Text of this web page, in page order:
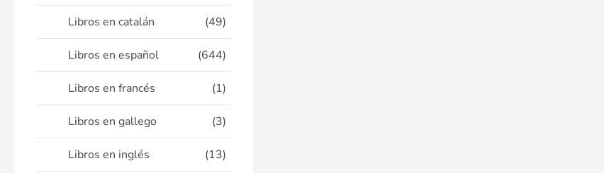
Libros en catalán (49)
Libros en español (644)
Libros en francés (1)
Libros en gallego (3)
Libros en inglés (13)